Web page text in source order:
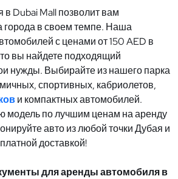
Dubai Mall позволит вам
города в своем темпе. Наша
с ценами от 150 AED в
вы найдете подходящий
нужды. Выбирайте из нашего парка
спортивных, кабриолетов,
и компактных автомобилей.
модель по лучшим ценам на аренду
авто из любой точки Дубая и
доставкой!
для аренды автомобиля в